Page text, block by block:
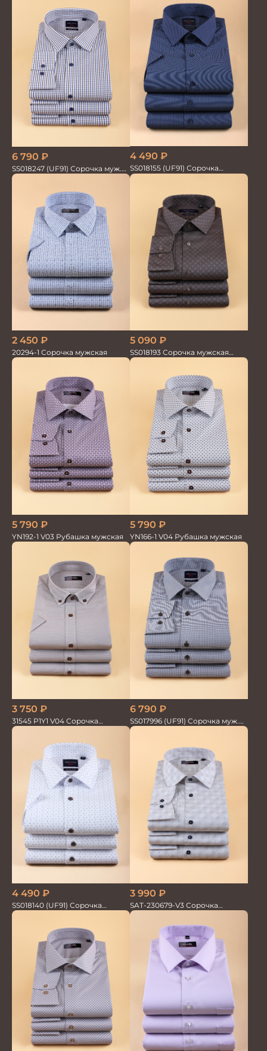
6 790 ₽
SS018247 (UF91) Сорочка муж.
GROSTYLE TRENDY
4 490 ₽
SS018155 (UF91) Сорочка
мужская GROSTYLE TRENDY
2 450 ₽
20294-1 Сорочка мужская
5 090 ₽
SS018193 Сорочка мужская
GROSTYLE PRIME
5 790 ₽
YN192-1 V03 Рубашка мужская
5 790 ₽
YN166-1 V04 Рубашка мужская
3 750 ₽
31545 P1Y1 V04 Сорочка
мужская
6 790 ₽
SS017996 (UF91) Сорочка муж.
GROSTYLE TRENDY
4 490 ₽
SS018140 (UF91) Сорочка
мужская GROSTYLE TRENDY
3 990 ₽
SAT-230679-V3 Сорочка
мужская